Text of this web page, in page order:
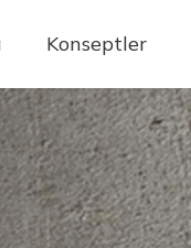
Konseptler